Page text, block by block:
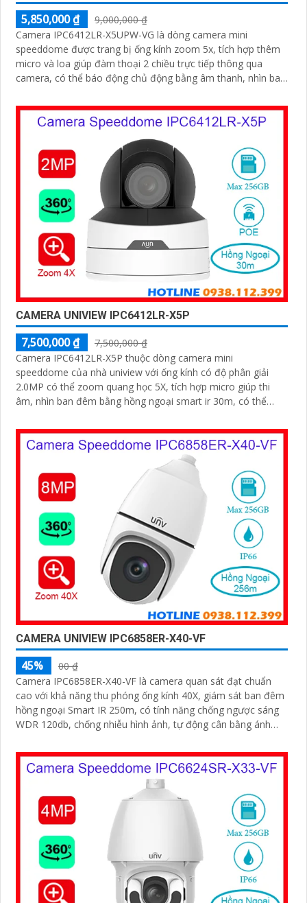
5,850,000 ₫
9,000,000 ₫
Camera IPC6412LR-X5UPW-VG là dòng camera mini
speeddome được trang bị ống kính zoom 5x, tích hợp thêm
micro và loa giúp đàm thoại 2 chiều trực tiếp thông qua
camera, có thể báo động chủ động bằng âm thanh, nhìn ban
CAMERA UNIVIEW IPC6412LR-X5P
7,500,000 ₫
7,500,000 ₫
Camera IPC6412LR-X5P thuộc dòng camera mini
speeddome của nhà uniview với ống kính có độ phân giải
2.0MP có thể zoom quang học 5X, tích hợp micro giúp thi
âm, nhìn ban đêm bằng hồng ngoại smart ir 30m, có thể
CAMERA UNIVIEW IPC6858ER-X40-VF
45%
00 ₫
Camera IPC6858ER-X40-VF là camera quan sát đạt chuẩn
cao với khả năng thu phóng ống kính 40X, giám sát ban đêm
hồng ngoại Smart IR 250m, có tính năng chống ngược sáng
WDR 120db, chống nhiễu hình ảnh, tự động cân bằng ánh